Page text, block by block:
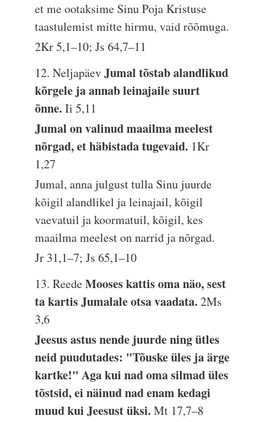
et me ootaksime Sinu Poja Kristuse
taastulemist mitte hirmu, vaid rõõmuga.
2Kr 5,1–10; Js 64,7–11
12. NeljapäevJumal tõstab alandlikud
kõrgele ja annab leinajaile suurt
õnne.Ii 5,11
Jumal on valinud maailma meelest
nõrgad, et häbistada tugevaid. 1Kr
1,27
Jumal, anna julgust tulla Sinu juurde
kõigil alandlikel ja leinajail, kõigil
vaevatuil ja koormatuil, kõigil, kes
maailma meelest on narrid ja nõrgad.
Jr 31,1–7; Js 65,1–10
13. ReedeMooses kattis oma näo, sest
ta kartis Jumalale otsa vaadata.2Ms
3,6
Jeesus astus nende juurde ning ütles
neid puudutades: "Tõuske üles ja ärge
kartke!" Aga kui nad oma silmad üles
tõstsid, ei näinud nad enam kedagi
muud kui Jeesust üksi.Mt 17,7–8